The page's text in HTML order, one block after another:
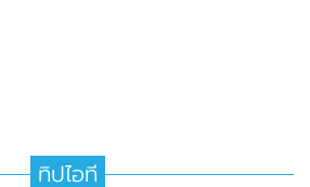
ทิปไอที